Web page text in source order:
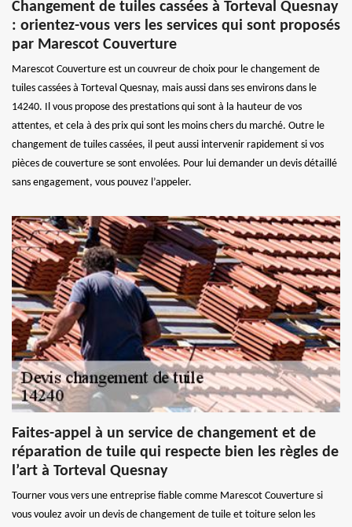
Changement de tuiles cassées à Torteval Quesnay
: orientez-vous vers les services qui sont proposés
par Marescot Couverture
Marescot Couverture est un couvreur de choix pour le changement de
tuiles cassées à Torteval Quesnay, mais aussi dans ses environs dans le
14240. Il vous propose des prestations qui sont à la hauteur de vos
attentes, et cela à des prix qui sont les moins chers du marché. Outre le
changement de tuiles cassées, il peut aussi intervenir rapidement si vos
pièces de couverture se sont envolées. Pour lui demander un devis détaillé
sans engagement, vous pouvez l’appeler.
Faites-appel à un service de changement et de
réparation de tuile qui respecte bien les règles de
l’art à Torteval Quesnay
Tourner vous vers une entreprise fiable comme Marescot Couverture si
vous voulez avoir un devis de changement de tuile et toiture selon les